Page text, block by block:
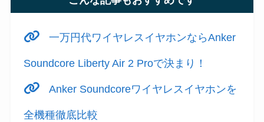
一万円代ワイヤレスイヤホンならAnker
Soundcore Liberty Air 2 Proで決まり！
Anker Soundcoreワイヤレスイヤホンを
全機種徹底比較